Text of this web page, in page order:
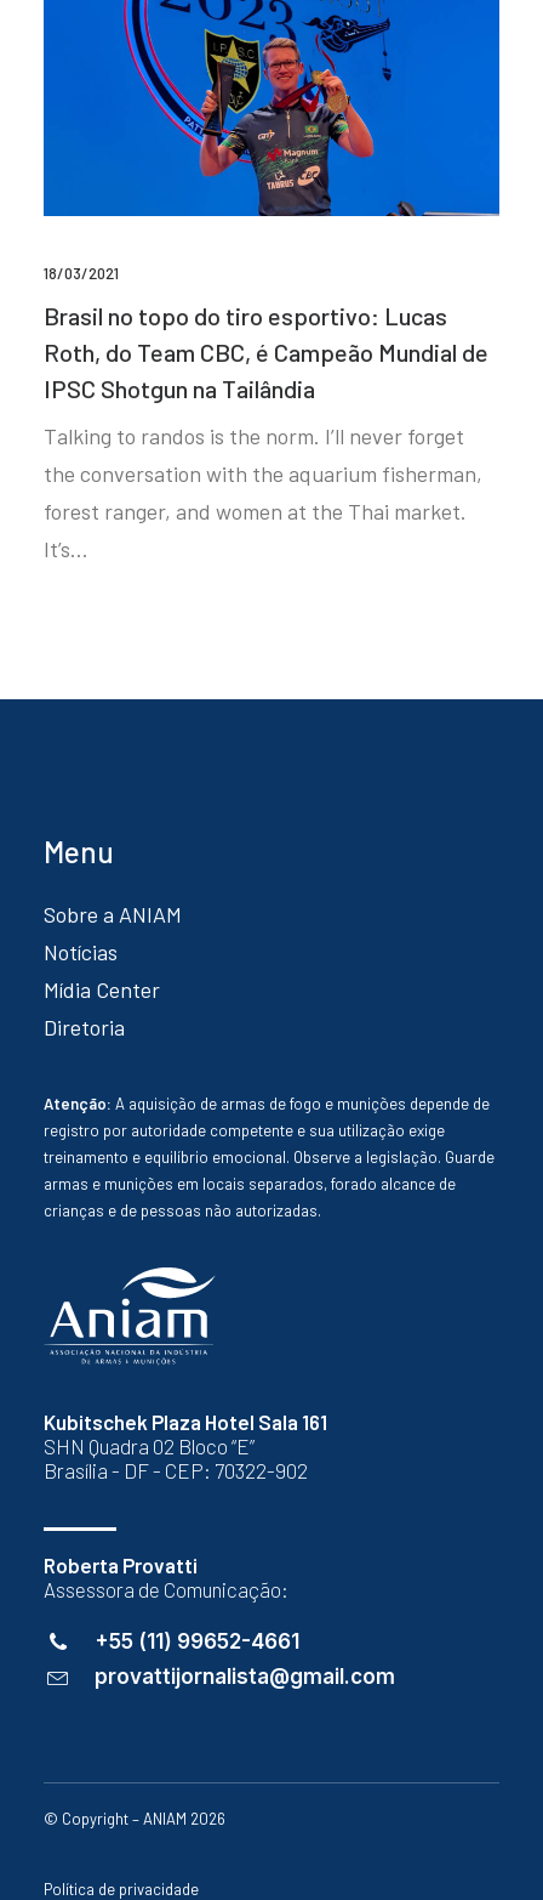
18/03/2021
Brasil no topo do tiro esportivo: Lucas
Roth, do Team CBC, é Campeão Mundial de
IPSC Shotgun na Tailândia
Talking to randos is the norm. I’ll never forget
the conversation with the aquarium fisherman,
forest ranger, and women at the Thai market.
It’s…
Kubitschek Plaza Hotel Sala 161
SHN Quadra 02 Bloco “E”
Brasília - DF - CEP: 70322-902
Roberta Provatti
Assessora de Comunicação:
+55 (11) 99652-4661
provattijornalista@gmail.com
Menu
Sobre a ANIAM
Notícias
Mídia Center
Diretoria
Atenção: A aquisição de armas de fogo e munições depende de
registro por autoridade competente e sua utilização exige
treinamento e equilíbrio emocional. Observe a legislação. Guarde
armas e munições em locais separados, forado alcance de
crianças e de pessoas não autorizadas.
© Copyright – ANIAM 2026
Política de privacidade